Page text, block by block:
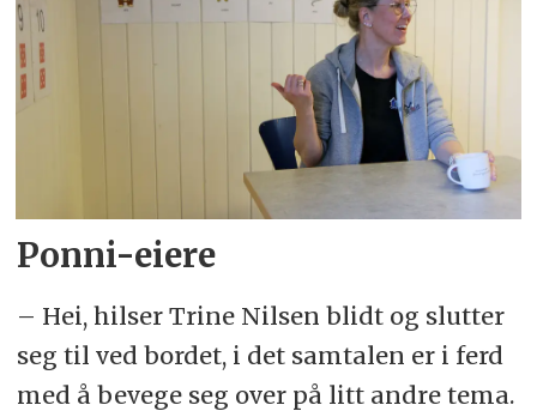
Ponni-eiere
– Hei, hilser Trine Nilsen blidt og slutter
seg til ved bordet, i det samtalen er i ferd
med å bevege seg over på litt andre tema.